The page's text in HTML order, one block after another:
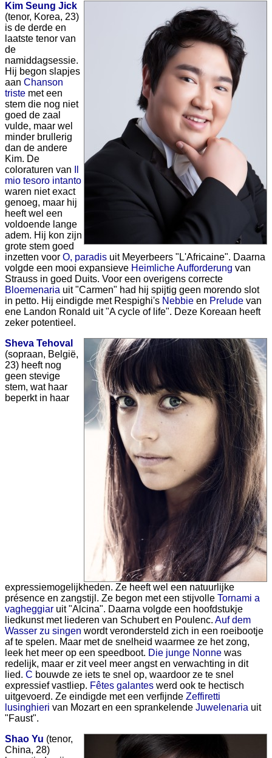
Kim Seung Jick
(tenor, Korea, 23)
is de derde en
laatste tenor van
de
namiddagsessie.
Hij begon slapjes
aan Chanson
triste met een
stem die nog niet
goed de zaal
vulde, maar wel
minder brullerig
dan de andere
Kim. De
coloraturen van
mio tesoro intanto
waren niet exact
genoeg, maar hij
heeft wel een
voldoende lange
adem. Hij kon zijn
grote stem goed
inzetten voor O, paradis uit Meyerbeers "L'Africaine". Daarna
volgde een mooi expansieve Heimliche Aufforderung van
Strauss in goed Duits. Voor een overigens correcte
Bloemenaria uit "Carmen" had hij spijtig geen morendo slot
in petto. Hij eindigde met Respighi's Nebbie en Prelude van
ene Landon Ronald uit "A cycle of life". Deze Koreaan heeft
zeker potentieel.
Sheva Tehoval
(sopraan, België,
23) heeft nog
geen stevige
stem, wat haar
beperkt in haar
expressiemogelijkheden. Ze heeft wel een natuurlijke
présence en zangstijl. Ze begon met een stijvolle Tornami a
vagheggiar uit "Alcina". Daarna volgde een hoofdstukje
liedkunst met liederen van Schubert en Poulenc. Auf dem
Wasser zu singen wordt verondersteld zich in een roeibootje
af te spelen. Maar met de snelheid waarmee ze het zong,
leek het meer op een speedboot. Die junge Nonne was
redelijk, maar er zit veel meer angst en verwachting in dit
lied. C bouwde ze iets te snel op, waardoor ze te snel
expressief vastliep. Fêtes galantes werd ook te hectisch
uitgevoerd. Ze eindigde met een verfijnde Zeffiretti
lusinghieri van Mozart en een sprankelende Juwelenaria uit
"Faust".
Shao Yu (tenor,
China, 28)